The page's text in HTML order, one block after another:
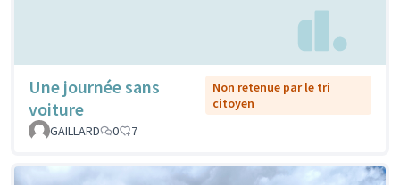
Une journée sans
voiture
Non retenue par le tri
citoyen
GAILLARD
0 7